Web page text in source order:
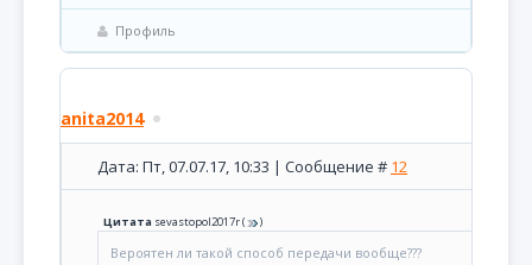
Профиль
anita2014
Дата: Пт, 07.07.17, 10:33 | Сообщение # 12
Цитата sevastopol2017r( )
Вероятен ли такой способ передачи вообще???